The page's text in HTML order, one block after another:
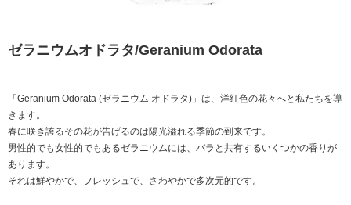
ゼラニウムオドラタ/Geranium Odorata
「Geranium Odorata (ゼラニウム オドラタ)」は、洋紅色の花々へと私たちを導
きます。
春に咲き誇るその花が告げるのは陽光溢れる季節の到来です。
男性的でも女性的でもあるゼラニウムには、バラと共有するいくつかの香りが
あります。
それは鮮やかで、フレッシュで、さわやかで多次元的です。